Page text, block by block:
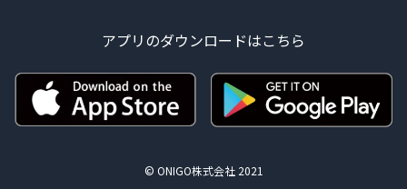
アプリのダウンロードはこちら
© ONIGO株式会社 2021